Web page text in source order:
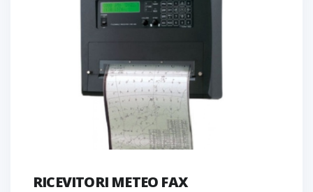
RICEVITORI METEO FAX